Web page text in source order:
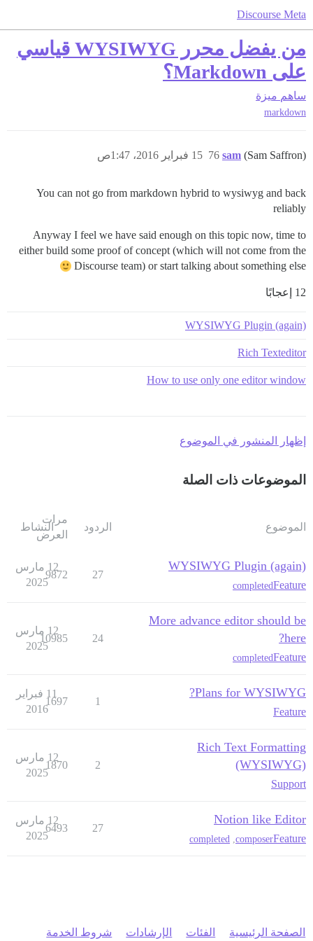
Discourse Meta
من يفضل محرر WYSIWYG قياسي
على Markdown؟
ساهم ميزة
markdown
sam (Sam Saffron) 15 فبراير 2016، 1:47ص 76
You can not go from markdown hybrid to wysiwyg and back
reliably
Anyway I feel we have said enough on this topic now, time to
either build some proof of concept (which will not come from the
Discourse team) or start talking about something else
12 إعجابًا
WYSIWYG Plugin (again)
Rich Texteditor
How to use only one editor window
إظهار المنشور في الموضوع
الموضوعات ذات الصلة
الموضوع الردود
مرات
العرض
النشاط
WYSIWYG Plugin (again)
Feature
completed
27
9872
12 مارس
2025
More advance editor should be
here?
Feature
completed
24
10985
12 مارس
2025
Plans for WYSIWYG?
Feature
1
1697
11 فبراير
2016
Rich Text Formatting
(WYSIWYG)
Support
2
1870
12 مارس
2025
Notion like Editor
Feature
composer
completed
27
6493
12 مارس
2025
الصفحة الرئيسية الفئات الإرشادات شروط الخدمة